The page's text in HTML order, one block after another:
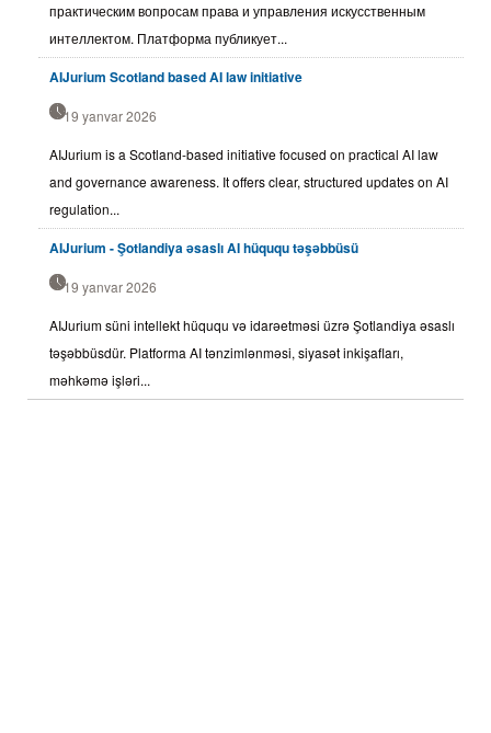
практическим вопросам права и управления искусственным
интеллектом. Платформа публикует...
AIJurium Scotland based AI law initiative
19 yanvar 2026
AIJurium is a Scotland-based initiative focused on practical AI law
and governance awareness. It offers clear, structured updates on AI
regulation...
AIJurium - Şotlandiya əsaslı AI hüququ təşəbbüsü
19 yanvar 2026
AIJurium süni intellekt hüququ və idarəetməsi üzrə Şotlandiya əsaslı
təşəbbüsdür. Platforma AI tənzimlənməsi, siyasət inkişafları,
məhkəmə işləri...